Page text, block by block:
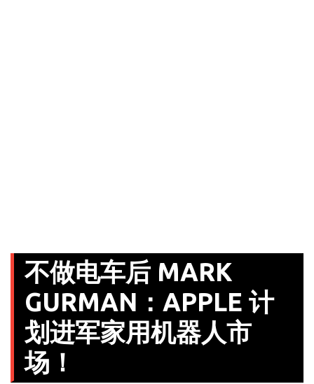
不做电车后 MARK
GURMAN：APPLE 计
划进军家用机器人市
场！